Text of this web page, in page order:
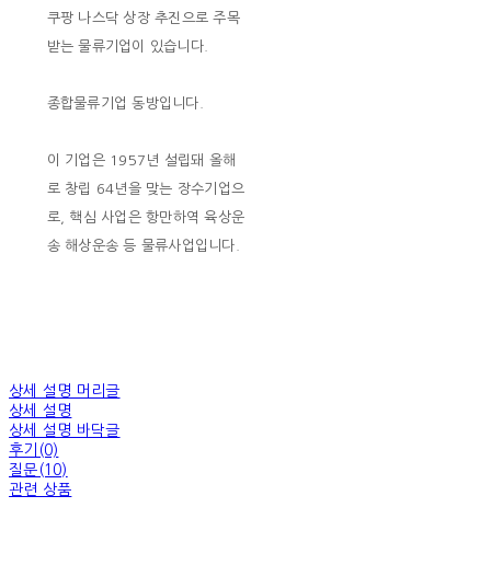
쿠팡 나스닥 상장 추진으로 주목
받는 물류기업이 있습니다.
종합물류기업 동방입니다.
이 기업은 1957년 설립돼 올해
로 창립 64년을 맞는 장수기업으
로, 핵심 사업은 항만하역 육상운
송 해상운송 등 물류사업입니다.
상세 설명 머리글
상세 설명
상세 설명 바닥글
후기(0)
질문(10)
관련 상품